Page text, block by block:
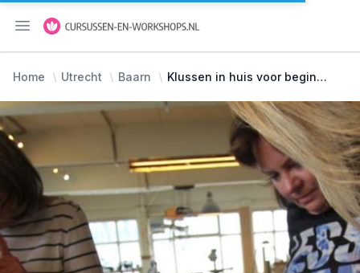
Menu openen
Home Utrecht Baarn Klussen in huis voor beginners